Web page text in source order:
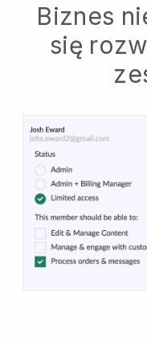
Biznes
się